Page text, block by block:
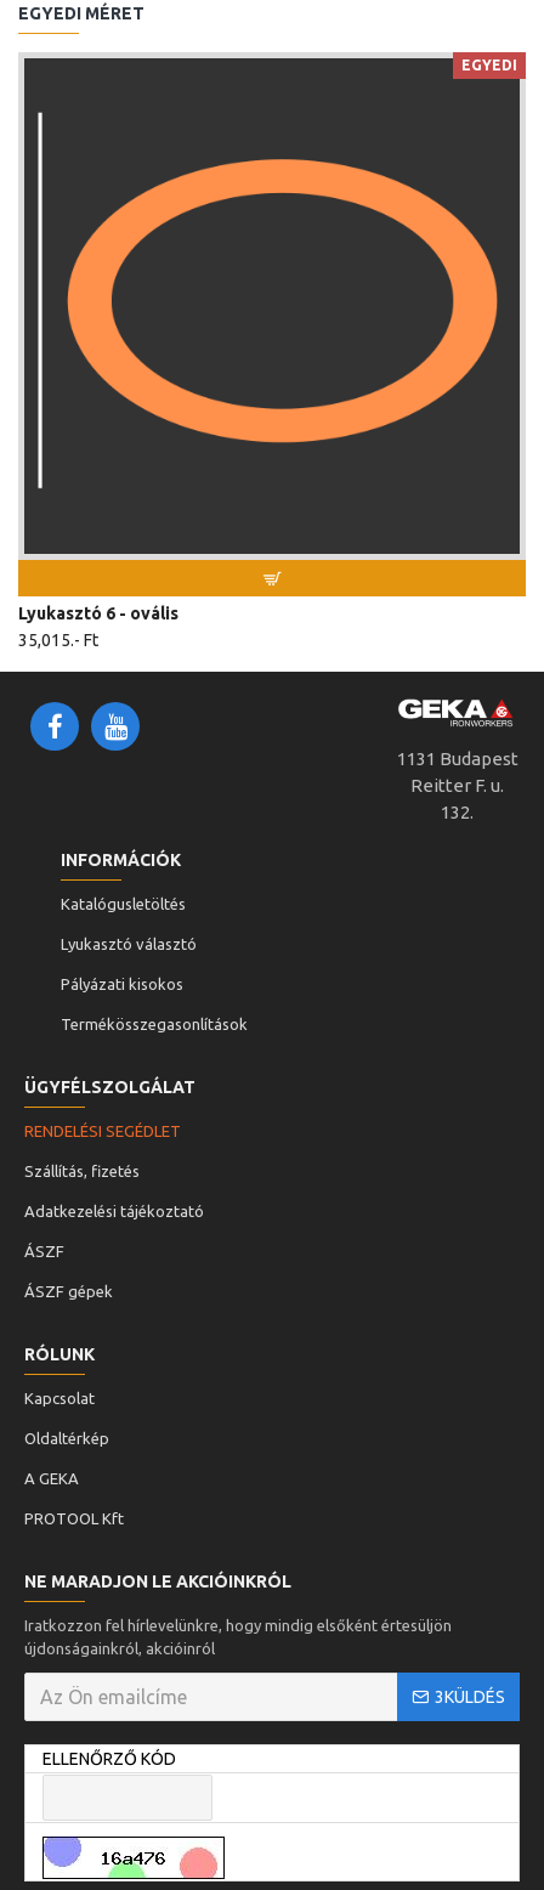
15x20
15x24
24,325.-
17x22
mm
Ft
17x26
21x27
mm
EGYEDI MÉRET
EGYEDI
Lyukasztó 6 - ovális
35,015.- Ft
1131 Budapest
Reitter F. u.
132.
INFORMÁCIÓK
Katalógusletöltés
Lyukasztó választó
Pályázati kisokos
Termékösszegasonlítások
ÜGYFÉLSZOLGÁLAT
RENDELÉSI SEGÉDLET
Szállítás, fizetés
Adatkezelési tájékoztató
ÁSZF
ÁSZF gépek
RÓLUNK
Kapcsolat
Oldaltérkép
A GEKA
PROTOOL Kft
NE MARADJON LE AKCIÓINKRÓL
Iratkozzon fel hírlevelünkre, hogy mindig elsőként értesüljön
újdonságainkról, akcióinról
3KÜLDÉS
ELLENŐRZŐ KÓD